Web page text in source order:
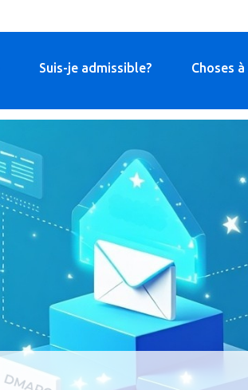
Suis-je admissible? Choses